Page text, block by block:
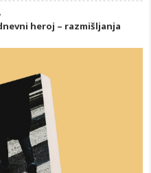
heroj – razmišljanja